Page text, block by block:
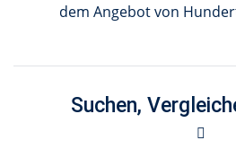
dem Angebot von
Suchen,